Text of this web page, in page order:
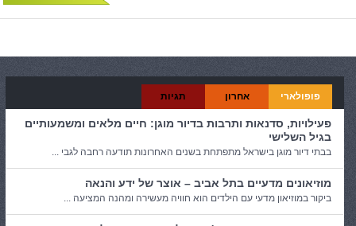
פופולארי אחרון תגיות
פעילויות, סדנאות ותרבות בדיור מוגן: חיים מלאים ומשמעותיים
בגיל השלישי
בבתי דיור מוגן בישראל מתפתחת בשנים האחרונות תודעה רחבה לגבי ...
מוזיאונים מדעיים בתל אביב – אוצר של ידע והנאה
ביקור במוזיאון מדעי עם הילדים הוא חוויה מעשירה ומהנה המציעה ...